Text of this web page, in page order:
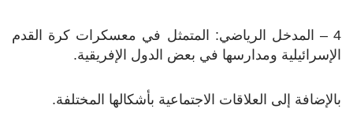
4 – المدخل الرياضي: المتمثل في معسكرات كرة القدم
الإسرائيلية ومدارسها في بعض الدول الإفريقية.
بالإضافة إلى العلاقات الاجتماعية بأشكالها المختلفة.